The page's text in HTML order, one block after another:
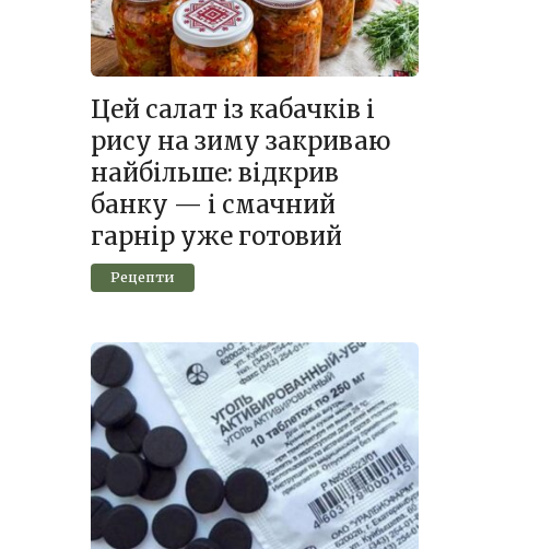
Цей салат із кабачків і
рису на зиму закриваю
найбільше: відкрив
банку — і смачний
гарнір уже готовий
Рецепти